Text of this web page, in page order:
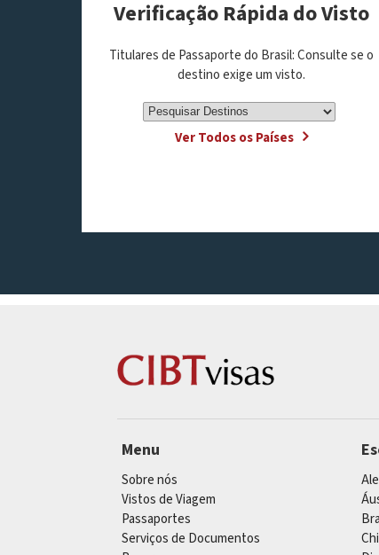
Verificação Rápida do Visto
Titulares de Passaporte do Brasil: Consulte se o
destino exige um visto.
Ver Todos os Países
Menu
Sobre nós
Vistos de Viagem
Passaportes
Serviços de Documentos